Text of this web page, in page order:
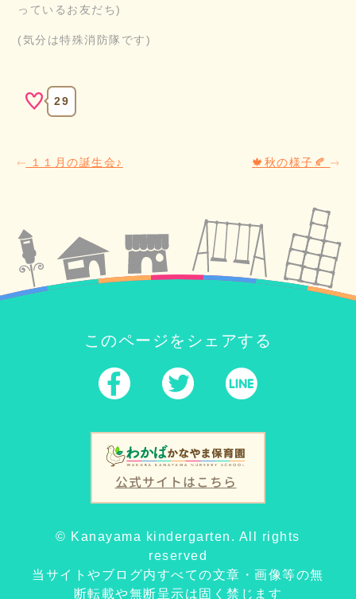
っているお友だち)
(気分は特殊消防隊です)
29
１１月の誕生会♪ 🍁秋の様子🍂
このページをシェアする
公式サイトはこちら
© Kanayama kindergarten. All rights
reserved
当サイトやブログ内すべての文章・画像等の無
断転載や無断呈示は固く禁じます